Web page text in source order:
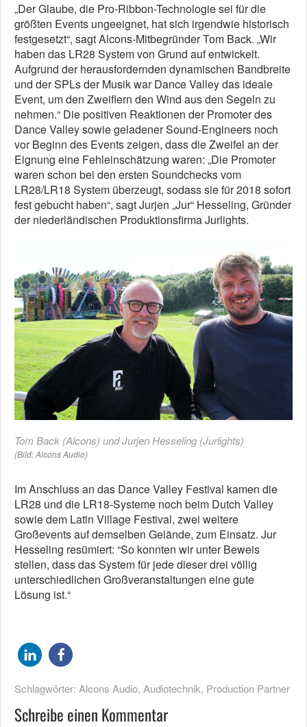
„Der Glaube, die Pro-Ribbon-Technologie sei für die
größten Events ungeeignet, hat sich irgendwie historisch
festgesetzt“, sagt Alcons-Mitbegründer Tom Back. „Wir
haben das LR28 System von Grund auf entwickelt.
Aufgrund der herausfordernden dynamischen Bandbreite
und der SPLs der Musik war Dance Valley das ideale
Event, um den Zweiflern den Wind aus den Segeln zu
nehmen.“ Die positiven Reaktionen der Promoter des
Dance Valley sowie geladener Sound-Engineers noch
vor Beginn des Events zeigen, dass die Zweifel an der
Eignung eine Fehleinschätzung waren: „Die Promoter
waren schon bei den ersten Soundchecks vom
LR28/LR18 System überzeugt, sodass sie für 2018 sofort
fest gebucht haben“, sagt Jurjen „Jur“ Hesseling, Gründer
der niederländischen Produktionsfirma Jurlights.
Tom Back (Alcons) und Jurjen Hesseling (Jurlights)
(Bild: Alcons Audio)
Im Anschluss an das Dance Valley Festival kamen die
LR28 und die LR18-Systeme noch beim Dutch Valley
sowie dem Latin Village Festival, zwei weitere
Großevents auf demselben Gelände, zum Einsatz. Jur
Hesseling resümiert: “So konnten wir unter Beweis
stellen, dass das System für jede dieser drei völlig
unterschiedlichen Großveranstaltungen eine gute
Lösung ist.“
Schlagwörter: Alcons Audio, Audiotechnik, Production Partner
Schreibe einen Kommentar